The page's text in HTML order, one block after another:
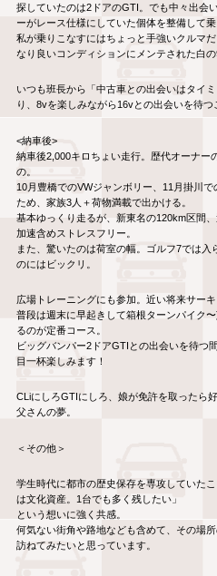
探していたのは2ドアのGTI。でも中々出会
ーがレース仕様にしていた個体を整備して
私が乗りこなすにはちょっと手強いクルマ
なり良いコンディションにメンテされた白の
いつも班長から「中古車との出会いはタイ
り、8vを楽しみながら16vとの出会いを待つ
<納車後>
納車後2,000キロちょい走行。歴代オーナー
の。
10月豊橋でのVWジャンボリー、11月掛川
ため、家族3人＋荷物満載で出かける。
基本ゆっくり走るが、新東名の120km区間
加速含めストレスフリー。
また、驚いたのは荷室の幅。ゴルフ7では
のにはビックリ。
広場トレーニングにも参加。近い将来サー
普段は週末に早起きして箱根ターンパイク
るのが定番コース。
ビッグバンパー2ドアGTIとの出会いを待つ
目一杯楽しみます！
CLiにしろGTIにしろ、娘が免許を取ったら
父さんの夢。
＜その他＞
学生時代に都市の歴史保存を専攻していた
は文化資産。1台でも多く残したい」
という想いに強く共感。
何気ない街角や路地なども含めて、その場
訪ねてみたいと思っています。